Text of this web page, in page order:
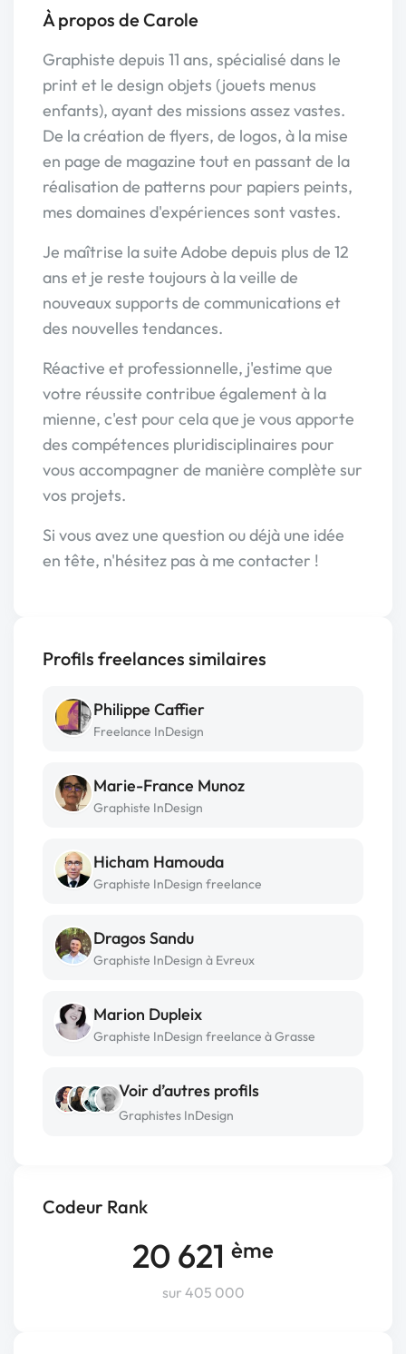
Codeur Rank
20 621 ème
sur 405 000
À propos de Carole
Graphiste depuis 11 ans, spécialisé dans le
print et le design objets (jouets menus
enfants), ayant des missions assez vastes.
De la création de flyers, de logos, à la mise
en page de magazine tout en passant de la
réalisation de patterns pour papiers peints,
mes domaines d'expériences sont vastes.
Je maîtrise la suite Adobe depuis plus de 12
ans et je reste toujours à la veille de
nouveaux supports de communications et
des nouvelles tendances.
Réactive et professionnelle, j'estime que
votre réussite contribue également à la
mienne, c'est pour cela que je vous apporte
des compétences pluridisciplinaires pour
vous accompagner de manière complète sur
vos projets.
Si vous avez une question ou déjà une idée
en tête, n'hésitez pas à me contacter !
Profils freelances similaires
Philippe Caffier
Freelance InDesign
Marie-France Munoz
Graphiste InDesign
Hicham Hamouda
Graphiste InDesign freelance
Dragos Sandu
Graphiste InDesign à Evreux
Marion Dupleix
Graphiste InDesign freelance à Grasse
Voir d’autres profils
Graphistes InDesign